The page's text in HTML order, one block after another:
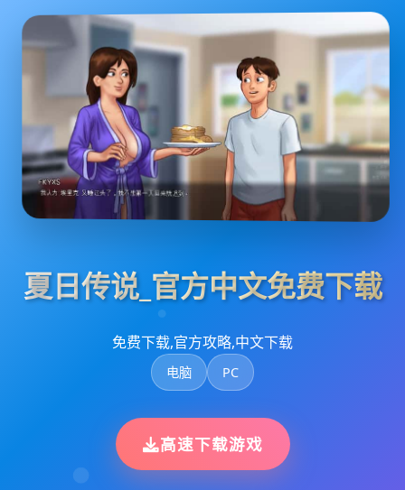
夏日传说_官方中文免费下载
免费下载,官方攻略,中文下载
电脑 PC
高速下载游戏